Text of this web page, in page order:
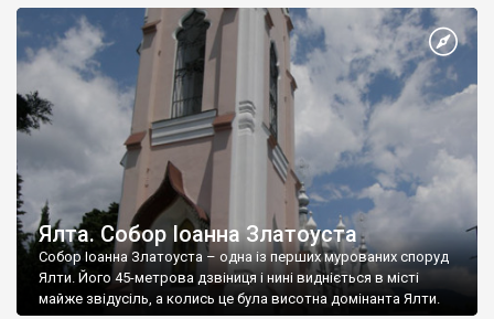
Ялта. Собор Іоанна Златоуста
Собор Іоанна Златоуста – одна із перших мурованих споруд
Ялти. Його 45-метрова дзвіниця і нині видніється в місті
майже звідусіль, а колись це була висотна домінанта Ялти.